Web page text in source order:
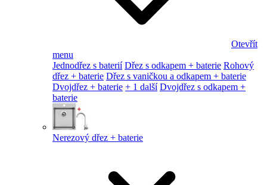
Otevřít
menu
Jednodřez s baterií Dřez s odkapem + baterie Rohový
dřez + baterie Dřez s vaničkou a odkapem + baterie
Dvojdřez + baterie + 1 další Dvojdřez s odkapem +
baterie
Nerezový dřez + baterie